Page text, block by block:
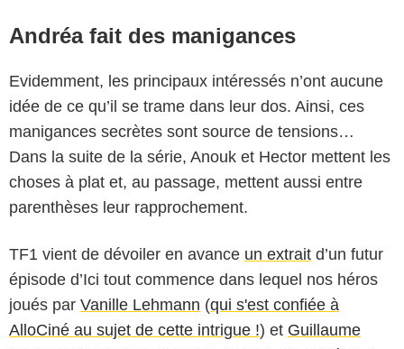
Andréa fait des manigances
Evidemment, les principaux intéressés n’ont aucune
idée de ce qu’il se trame dans leur dos. Ainsi, ces
manigances secrètes sont source de tensions…
Dans la suite de la série, Anouk et Hector mettent les
choses à plat et, au passage, mettent aussi entre
parenthèses leur rapprochement.
TF1 vient de dévoiler en avance un extrait d’un futur
épisode d’Ici tout commence dans lequel nos héros
joués par Vanille Lehmann (qui s'est confiée à
AlloCiné au sujet de cette intrigue !) et Guillaume